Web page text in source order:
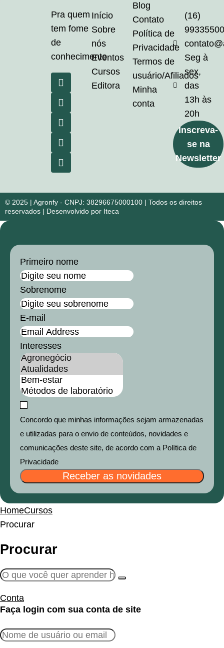
Pra quem
tem fome
de
conhecimento
Início
Sobre
nós
Eventos
Cursos
Editora
Blog
Contato
Política de
Privacidade
Termos de
usuário/Afiliados
Minha
conta
(16)
Seg à
sex,
das
13h às
20h
Inscreva-
se na
Newsletter
© 2025 | Agronfy - CNPJ: 38296675000100 | Todos os direitos
reservados | Desenvolvido por Iteca
Primeiro nome
Sobrenome
E-mail
Interesses
Concordo que minhas informações sejam armazenadas
e utilizadas para o envio de conteúdos, novidades e
comunicações deste site, de acordo com a Política de
Privacidade
Receber as novidades
HomeCursos
Procurar
Procurar
Conta
Faça login com sua conta de site